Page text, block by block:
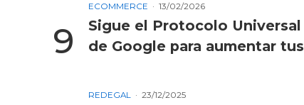
ECOMMERCE 13/02/2026
Sigue el Protocolo Universal
de Google para aumentar
REDEGAL 23/12/2025